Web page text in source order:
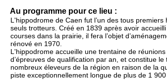
Au programme pour ce lieu :
L'hippodrome de Caen fut l’un des tous
seuls trotteurs. Créé en 1839 après avoir
courses dans la prairie, il fera l’objet
rénové en 1970.
L'hippodrome accueille une trentaine de
d’épreuves de qualification par an, et constitue
nombreux éleveurs de la région en raison de la
piste exceptionnellement longue de plus de 1 900